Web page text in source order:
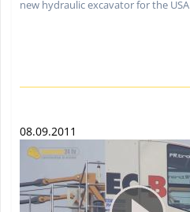
new hydraulic excavator for the USA
08.09.2011